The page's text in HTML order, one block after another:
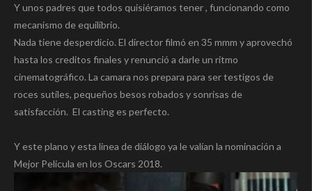
Y unos padres que todos quisiéramos tener , funcionando como
mecanismo de equilibrio.
Nada tiene desperdicio. El director filmó en 35 mmm y aprovechó
hasta los creditos finales y renunció a darle un ritmo
cinematográfico. La camara nos prepara para ser testigos de
roces sutiles, pequeños besos robados y sonrisas de
satisfacción. El casting es perfecto.
Y este plano y esta linea de diálogo ya le valían la nominación a
Mejor Pelicula en los Oscars 2018.